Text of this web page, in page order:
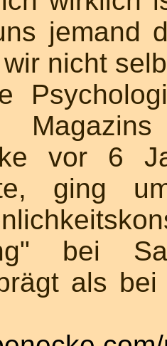
jemand
nicht
vor 6
ging
bei
als bei